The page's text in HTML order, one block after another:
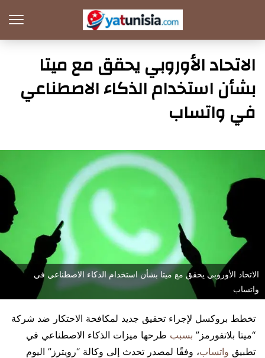
الاتحاد الأوروبي يحقق مع ميتا
بشأن استخدام الذكاء الاصطناعي
في واتساب
الاتحاد الأوروبي يحقق مع ميتا بشأن استخدام الذكاء الاصطناعي في
واتساب
تخطط بروكسل لإجراء تحقيق جديد لمكافحة الاحتكار ضد شركة
“ميتا بلاتفورمز” بسبب طرحها ميزات الذكاء الاصطناعي في
تطبيق واتساب، وفقًا لمصدر تحدث إلى وكالة “رويترز” اليوم